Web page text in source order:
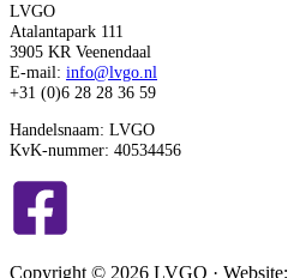
LVGO
Atalantapark 111
3905 KR Veenendaal
E-mail: info@lvgo.nl
+31 (0)6 28 28 36 59
Handelsnaam: LVGO
KvK-nummer: 40534456
Copyright © 2026 LVGO · Website: